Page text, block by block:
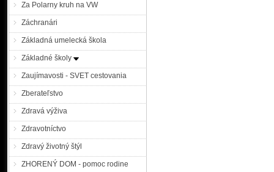
Za Polarny kruh na VW
Záchranári
Základná umelecká škola
Základné školy
Zaujímavosti - SVET cestovania
Zberateľstvo
Zdravá výživa
Zdravotníctvo
Zdravý životný štýl
ZHORENÝ DOM - pomoc rodine